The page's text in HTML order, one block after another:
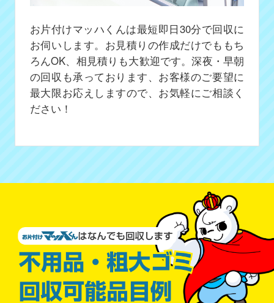
お片付けマッハくんは最短即日30分で回収に
お伺いします。お見積りの作成だけでももち
ろんOK、相見積りも大歓迎です。深夜・早朝
の回収も承っております、お客様のご要望に
最大限お応えしますので、お気軽にご相談く
ださい！